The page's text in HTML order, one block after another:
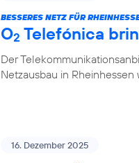
BESSERES NETZ FÜR
O2 Telefónica
Der
Netzausbau in Rheinhessen
16. Dezember 2025